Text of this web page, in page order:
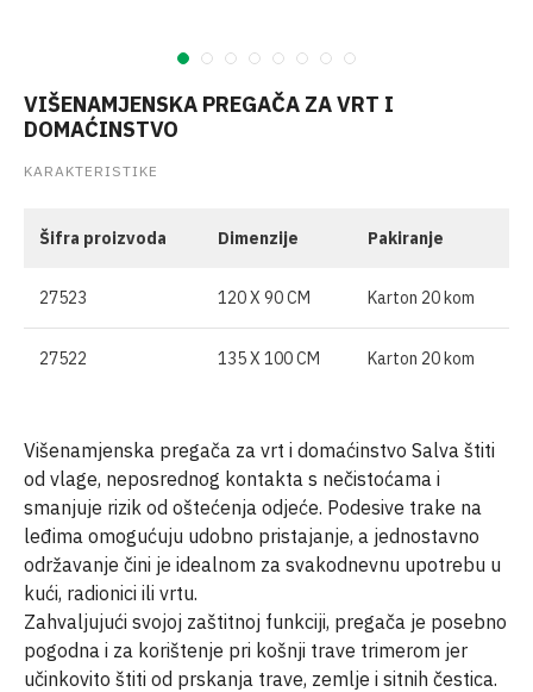
VIŠENAMJENSKA PREGAČA ZA VRT I
DOMAĆINSTVO
KARAKTERISTIKE
Šifra proizvoda Dimenzije Pakiranje
27523 120 X 90 CM Karton 20 kom
27522 135 X 100 CM Karton 20 kom
Višenamjenska pregača za vrt i domaćinstvo Salva štiti
od vlage, neposrednog kontakta s nečistoćama i
smanjuje rizik od oštećenja odjeće. Podesive trake na
leđima omogućuju udobno pristajanje, a jednostavno
održavanje čini je idealnom za svakodnevnu upotrebu u
kući, radionici ili vrtu.
Zahvaljujući svojoj zaštitnoj funkciji, pregača je posebno
pogodna i za korištenje pri košnji trave trimerom jer
učinkovito štiti od prskanja trave, zemlje i sitnih čestica.